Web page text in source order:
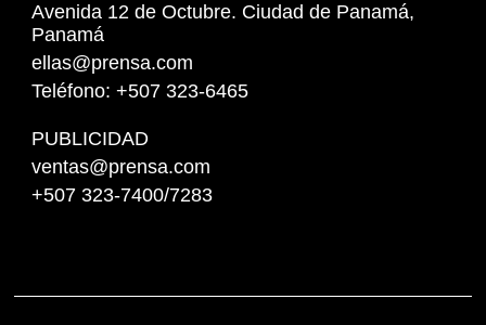
Avenida 12 de Octubre. Ciudad de Panamá,
Panamá
ellas@prensa.com
Teléfono: +507 323-6465
PUBLICIDAD
ventas@prensa.com
+507 323-7400/7283